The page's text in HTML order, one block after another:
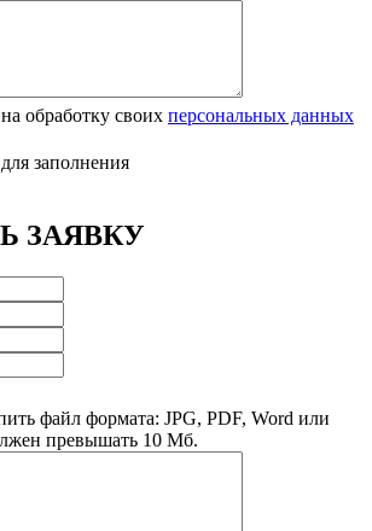
обработку своих персональных данных
заполнения
ЗАЯВКУ
файл формата: JPG, PDF, Word или
превышать 10 Мб.